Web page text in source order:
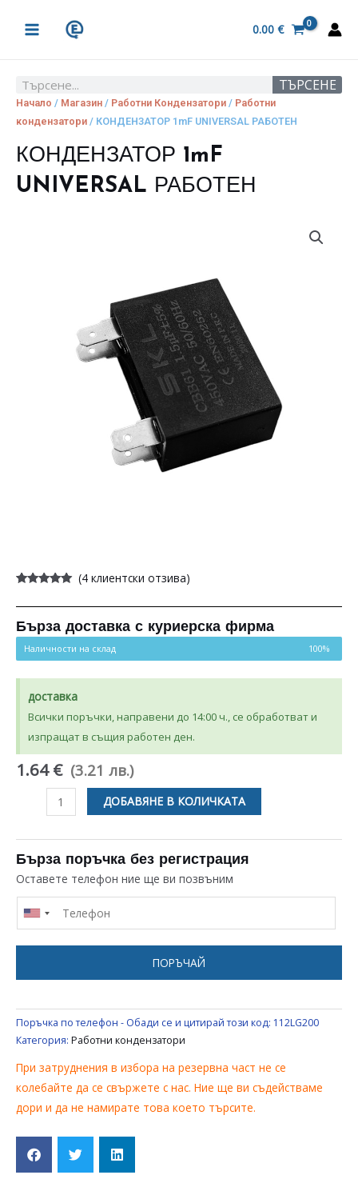
MENU
0.00 €
Search ТЪРСЕНЕ
Начало / Магазин / Работни Кондензатори / Работни
кондензатори / КОНДЕНЗАТОР 1mF UNIVERSAL РАБОТЕН
КОНДЕНЗАТОР 1mF
UNIVERSAL РАБОТЕН
5.00от 5,
потребителски
оценки
(4клиентски отзива)
Бърза доставка с куриерска фирма
Наличности на склад 100%
доставка
Всички поръчки, направени до 14:00 ч., се обработват и
изпращат в същия работен ден.
1.64 € (3.21 лв.)
количество
КОНДЕНЗАТОР
1mF
UNIVERSAL
РАБОТЕН
ДОБАВЯНЕ В КОЛИЧКАТА
Бърза поръчка без регистрация
Оставете телефон ние ще ви позвъним
ПОРЪЧАЙ
Поръчка по телефон - Обади се и цитирай този код: 112LG200
Категория: Работни кондензатори
При затруднения в избора на резервна част не се
колебайте да се свържете с нас. Ние ще ви съдействаме
дори и да не намирате това което търсите.